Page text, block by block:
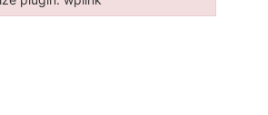
plugin: wplink